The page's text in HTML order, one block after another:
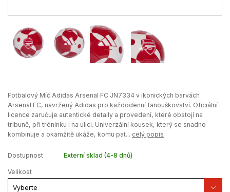
Fotbalový Míč Adidas Arsenal FC JN7334 v ikonických barvách
Arsenal FC, navržený Adidas pro každodenní fanouškovství. Oficiální
licence zaručuje autentické detaily a provedení, které obstojí na
tribuně, při tréninku i na ulici. Univerzální kousek, který se snadno
kombinuje a okamžitě ukáže, komu pat... celý popis
Dostupnost Externí sklad (4-8 dnů)
Velikost